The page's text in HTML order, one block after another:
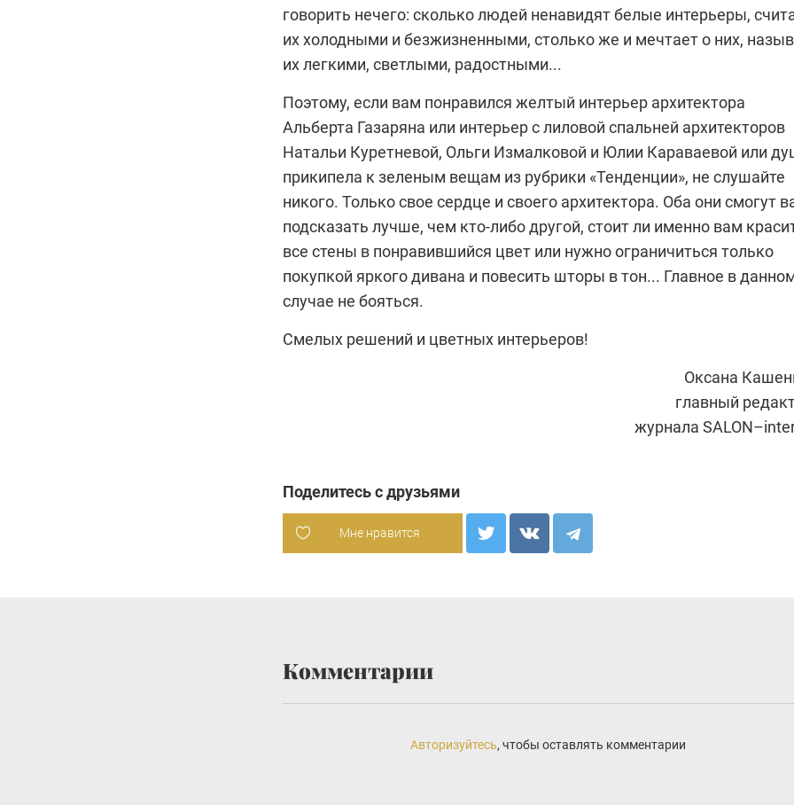
говорить нечего: сколько людей ненавидят белые интерьеры,
их холодными и безжизненными, столько же и мечтает о них,
их легкими, светлыми, радостными...
Поэтому, если вам понравился желтый интерьер архитектора
Альберта Газаряна или интерьер с лиловой спальней архитекторов
Натальи Куретневой, Ольги Измалковой и Юлии Караваевой или
прикипела к зеленым вещам из рубрики «Тенденции», не слушайте
никого. Только свое сердце и своего архитектора. Оба они смогут
подсказать лучше, чем кто-либо другой, стоит ли именно вам
все стены в понравившийся цвет или нужно ограничиться только
покупкой яркого дивана и повесить шторы в тон... Главное в
случае не бояться.
Смелых решений и цветных интерьеров!
Оксана
главный
журнала
Поделитесь с друзьями
Мне нравится
Комментарии
Авторизуйтесь, чтобы оставлять комментарии